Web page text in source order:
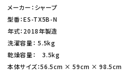
メーカー：シャープ
型番：ES-TX5B-N
年式：2018年製造
洗濯容量： 5.5kg
乾燥容量： 3.5kg
本体サイズ：56.5cm × 59cm × 98.5cm